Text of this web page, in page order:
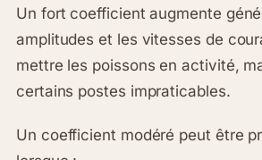
Un fort coefficient augmente
amplitudes et les vitesses de
mettre les poissons en activité,
certains postes impraticables.
Un coefficient modéré peut être